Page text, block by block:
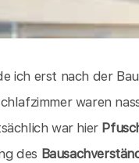
ich erst nach der
waren
war hier
des